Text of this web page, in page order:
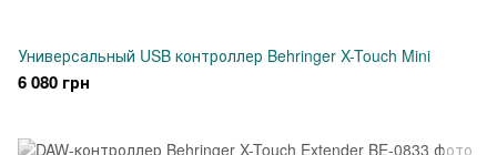
Универсальный USB контроллер Behringer X-Touch Mini
6 080 грн